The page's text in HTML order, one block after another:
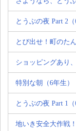
とうぶの夜 Part 2（
とび出せ！町のた
ショッピングあり
特別な朝（6年生）
とうぶの夜 Part 1（
地いき安全大作戦